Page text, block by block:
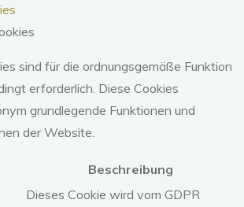
sind für die ordnungsgemäße Funktion
erforderlich. Diese Cookies
grundlegende Funktionen und
der Website.
Beschreibung
Dieses Cookie wird vom GDPR